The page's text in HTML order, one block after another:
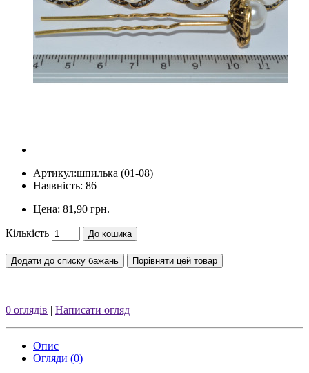
Артикул:шпилька (01-08)
Наявність: 86
Цена: 81,90 грн.
Кількість До кошика
Додати до списку бажань Порівняти цей товар
0 оглядів | Написати огляд
Опис
Огляди (0)